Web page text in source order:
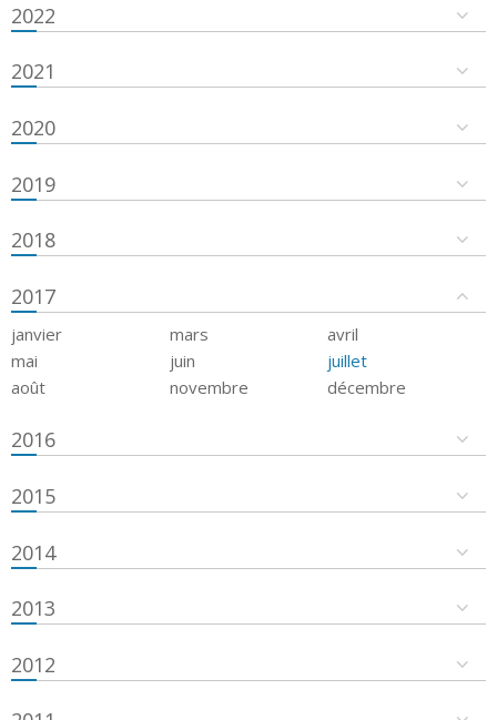
2022
2021
2020
2019
2018
2017
janvier mars
avril
mai
juin
juillet
août
novembre décembre
2016
2015
2014
2013
2012